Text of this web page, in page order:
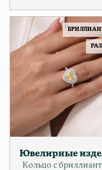
БРИЛЛИАНТ
Ювелирные
Кольцо с